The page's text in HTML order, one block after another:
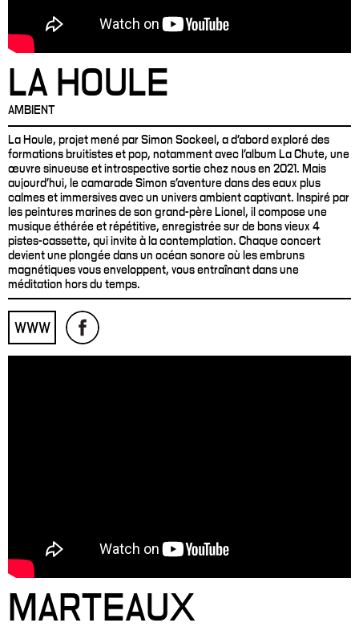
LA HOULE
AMBIENT
La Houle, projet mené par Simon Sockeel, a d'abord exploré des
formations bruitistes et pop, notamment avec l'album La Chute, une
œuvre sinueuse et introspective sortie chez nous en 2021. Mais
aujourd'hui, le camarade Simon s'aventure dans des eaux plus
calmes et immersives avec un univers ambient captivant. Inspiré par
les peintures marines de son grand-père Lionel, il compose une
musique éthérée et répétitive, enregistrée sur de bons vieux 4
pistes-cassette, qui invite à la contemplation. Chaque concert
devient une plongée dans un océan sonore où les embruns
magnétiques vous enveloppent, vous entraînant dans une
méditation hors du temps.
WWW
MARTEAUX